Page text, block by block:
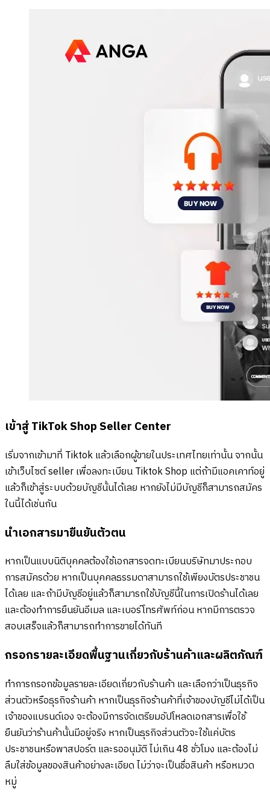
เข้าสู่ TikTok Shop Seller Center
เริ่มจากเข้ามาที่ Tiktok แล้วเลือกผู้ขายในประเทศไทยเท่านั้น จากนั้น
เข้าเว็บไซต์ seller เพื่อลงทะเบียน Tiktok Shop แต่ถ้ามีแอคเคาท์อยู่
แล้วก็เข้าสู่ระบบด้วยบัญชีนั้นได้เลย หากยังไม่มีบัญชีก็สามารถสมัคร
ในนี้ได้เช่นกัน
นำเอกสารมายืนยันตัวตน
หากเป็นแบบนิติบุคคลต้องใช้เอกสารจดทะเบียนบริษัทมาประกอบ
การสมัครด้วย หากเป็นบุคคลธรรมดาสามารถใช้เพียงบัตรประชาชน
ได้เลย และถ้ามีบัญชีอยู่แล้วก็สามารถใช้บัญชีนี้ในการเปิดร้านได้เลย
และต้องทำการยืนยันอีเมล และเบอร์โทรศัพท์ก่อน หากมีการตรวจ
สอบเสร็จแล้วก็สามารถทำการขายได้ทันที
กรอกรายละเอียดพื้นฐานเกี่ยวกับร้านค้าและผลิตภัณฑ์
ทำการกรอกข้อมูลรายละเอียดเกี่ยวกับร้านค้า และเลือกว่าเป็นธุรกิจ
ส่วนตัวหรือธุรกิจร้านค้า หากเป็นธุรกิจร้านค้าที่เจ้าของบัญชีไม่ได้เป็น
เจ้าของแบรนด์เอง จะต้องมีการจัดเตรียมอัปโหลดเอกสารเพื่อใช้
ยืนยันว่าร้านค้านั้นมีอยู่จริง หากเป็นธุรกิจส่วนตัวจะใช้แค่บัตร
ประชาชนหรือพาสปอร์ต และรออนุมัติ ไม่เกิน 48 ชั่วโมง และต้องไม่
ลืมใส่ข้อมูลของสินค้าอย่างละเอียด ไม่ว่าจะเป็นชื่อสินค้า หรือหมวด
หมู่